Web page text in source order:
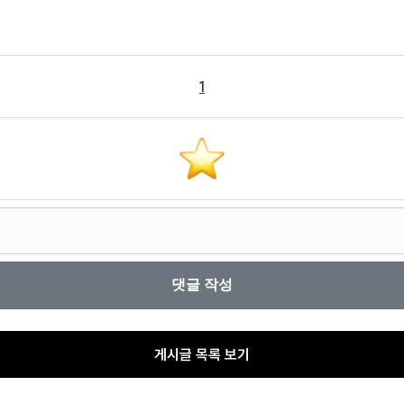
1
게시글 목록 보기